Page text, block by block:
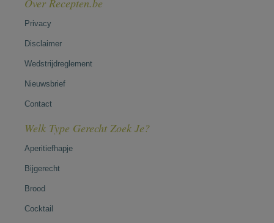
Over Recepten.be
Privacy
Disclaimer
Wedstrijdreglement
Nieuwsbrief
Contact
Welk Type Gerecht Zoek Je?
Aperitiefhapje
Bijgerecht
Brood
Cocktail